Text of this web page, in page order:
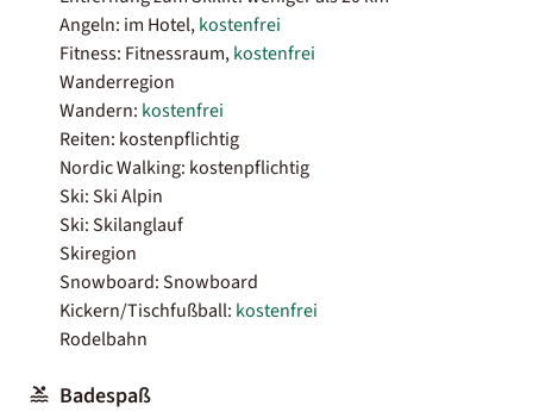
Angeln: im Hotel,kostenfrei
Fitness: Fitnessraum,kostenfrei
Wanderregion
Wandern: kostenfrei
Reiten: kostenpflichtig
Nordic Walking: kostenpflichtig
Ski: Ski Alpin
Ski: Skilanglauf
Skiregion
Snowboard: Snowboard
Kickern/Tischfußball: kostenfrei
Rodelbahn
Badespaß